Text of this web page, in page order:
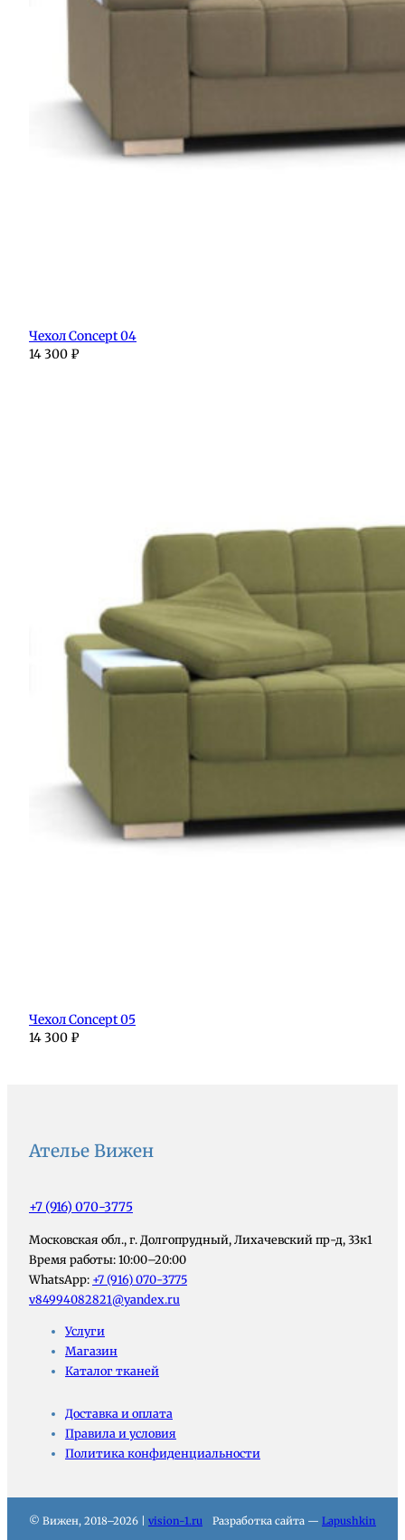
Чехол Concept 04
14 300 ₽
Чехол Concept 05
14 300 ₽
Ателье Вижен
+7 (916) 070-3775
Московская обл., г. Долгопрудный, Лихачевский пр-д, 33к1
Время работы: 10:00–20:00
WhatsApp: +7 (916) 070-3775
v84994082821@yandex.ru
Услуги
Магазин
Каталог тканей
Доставка и оплата
Правила и условия
Политика конфиденциальности
© Вижен, 2018–2026 | vision-1.ru Разработка сайта — Lapushkin